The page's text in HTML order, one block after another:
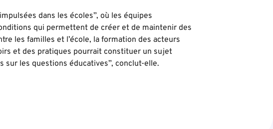
dans les écoles”, où les équipes
qui permettent de créer et de maintenir des
les familles et l’école, la formation des acteurs
et des pratiques pourrait constituer un sujet
les questions éducatives”, conclut-elle.